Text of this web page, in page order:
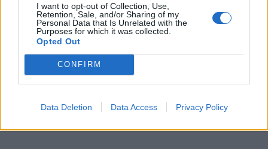
I want to opt-out of Collection, Use,
Retention, Sale, and/or Sharing of my
Personal Data that Is Unrelated with the
Purposes for which it was collected.
Opted Out
CONFIRM
Data Deletion Data Access Privacy Policy